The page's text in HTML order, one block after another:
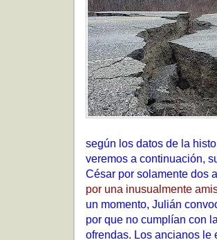
según los datos de la
veremos a continuación,
César por solamente dos
por una inusualmente
un momento, Julián
por que no cumplían con
ofrendas. Los ancianos le